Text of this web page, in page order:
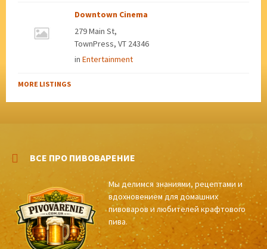
Downtown Cinema
279 Main St,
TownPress, VT 24346
in Entertainment
MORE LISTINGS
ВСЕ ПРО ПИВОВАРЕНИЕ
Мы делимся знаниями, рецептами и
вдохновением для домашних
пивоваров и любителей крафтового
пива.